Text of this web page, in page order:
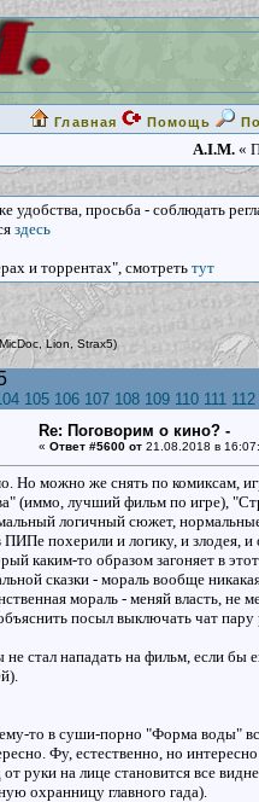
Главная Помощь
A.I.M. «
удобства, просьба - соблюдать
здесь
и торрентах", смотреть тут
MicDoc,Lion Strax5)
105 106 107 108 109 110 111 112
Re: Поговорим о кино? -
« Ответ #5600 от 21.08.2018 в
Но можно же снять по комиксам,
(иммо, лучший фильм по игре),
логичный сюжет,
ПИПе похерили и логику, и злодея,
каким-то образом загоняет в
сказки - мораль вообще
мораль - меняй власть, не
посыл выключать чат
не стал нападать на фильм, если бы
то в суши-порно "Форма воды"
Фу, естественно, но
от руки на лице становится все
охранницу главного гада).